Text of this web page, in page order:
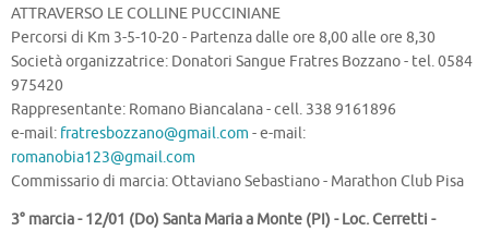
ATTRAVERSO LE COLLINE PUCCINIANE
Percorsi di Km 3-5-10-20 - Partenza dalle ore 8,00 alle ore 8,30
Società organizzatrice: Donatori Sangue Fratres Bozzano - tel. 0584
975420
Rappresentante: Romano Biancalana - cell. 338 9161896
e-mail: fratresbozzano@gmail.com - e-mail:
romanobia123@gmail.com
Commissario di marcia: Ottaviano Sebastiano - Marathon Club Pisa
3° marcia - 12/01 (Do) Santa Maria a Monte (PI) - Loc. Cerretti -